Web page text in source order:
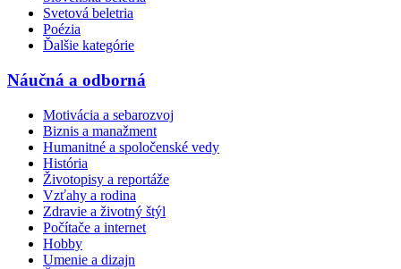
Svetová beletria
Poézia
Ďalšie kategórie
Náučná a odborná
Motivácia a sebarozvoj
Biznis a manažment
Humanitné a spoločenské vedy
História
Životopisy a reportáže
Vzťahy a rodina
Zdravie a životný štýl
Počítače a internet
Hobby
Umenie a dizajn